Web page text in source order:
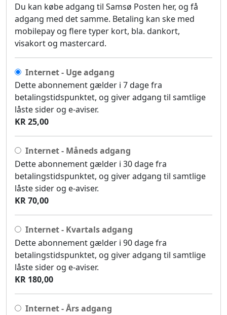
Du kan købe adgang til Samsø Posten her, og få
adgang med det samme. Betaling kan ske med
mobilepay og flere typer kort, bla. dankort,
visakort og mastercard.
Internet - Uge adgang
Dette abonnement gælder i 7 dage fra
betalingstidspunktet, og giver adgang til samtlige
låste sider og e-aviser.
KR 25,00
Internet - Måneds adgang
Dette abonnement gælder i 30 dage fra
betalingstidspunktet, og giver adgang til samtlige
låste sider og e-aviser.
KR 70,00
Internet - Kvartals adgang
Dette abonnement gælder i 90 dage fra
betalingstidspunktet, og giver adgang til samtlige
låste sider og e-aviser.
KR 180,00
Internet - Års adgang